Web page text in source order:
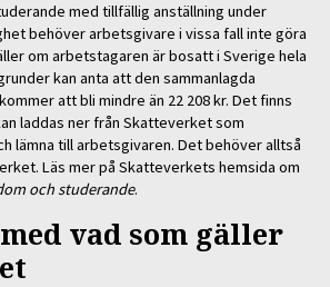
med tillfällig anställning under
behöver arbetsgivare i vissa fall inte göra
om arbetstagaren är bosatt i Sverige hela
kan anta att den sammanlagda
att bli mindre än 22 208 kr. Det finns
laddas ner från Skatteverket som
lämna till arbetsgivaren. Det behöver alltså
Läs mer på Skatteverkets hemsida om
och studerande.
vad som gäller